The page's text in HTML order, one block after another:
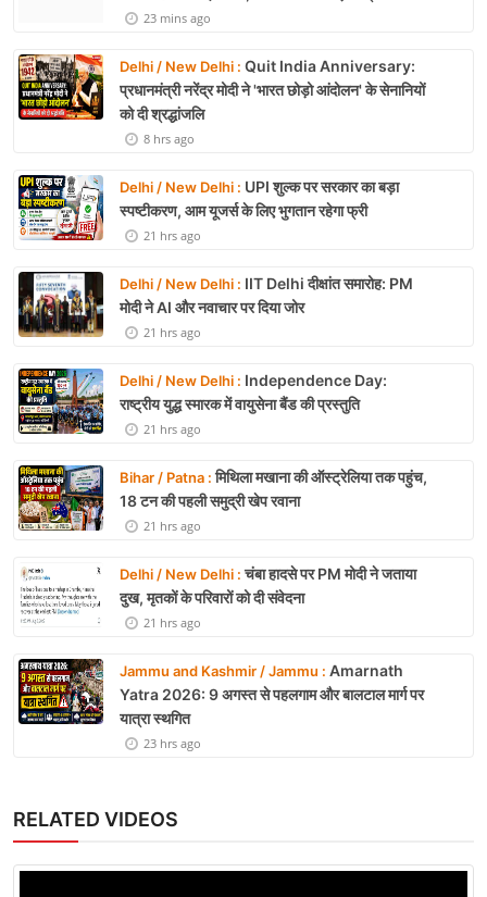
23 mins ago
Delhi / New Delhi : Quit India Anniversary:
प्रधानमंत्री नरेंद्र मोदी ने 'भारत छोड़ो आंदोलन' के सेनानियों
को दी श्रद्धांजलि
8 hrs ago
Delhi / New Delhi : UPI शुल्क पर सरकार का बड़ा
स्पष्टीकरण, आम यूजर्स के लिए भुगतान रहेगा फ्री
21 hrs ago
Delhi / New Delhi : IIT Delhi दीक्षांत समारोह: PM
मोदी ने AI और नवाचार पर दिया जोर
21 hrs ago
Delhi / New Delhi : Independence Day:
राष्ट्रीय युद्ध स्मारक में वायुसेना बैंड की प्रस्तुति
21 hrs ago
Bihar / Patna :मिथिला मखाना की ऑस्ट्रेलिया तक पहुंच,
18 टन की पहली समुद्री खेप रवाना
21 hrs ago
Delhi / New Delhi :चंबा हादसे पर PM मोदी ने जताया
दुख, मृतकों के परिवारों को दी संवेदना
21 hrs ago
Jammu and Kashmir / Jammu : Amarnath
Yatra 2026: 9 अगस्त से पहलगाम और बालटाल मार्ग पर
यात्रा स्थगित
23 hrs ago
RELATED VIDEOS